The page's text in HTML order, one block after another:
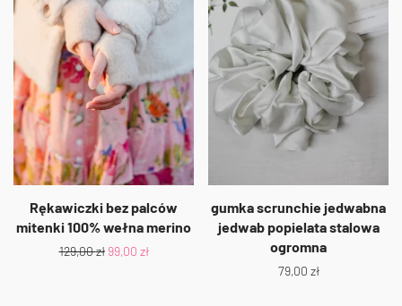
Rękawiczki bez palców
mitenki 100% wełna merino
129,00zł 99,00 zł
gumka scrunchie jedwabna
jedwab popielata stalowa
ogromna
79,00 zł